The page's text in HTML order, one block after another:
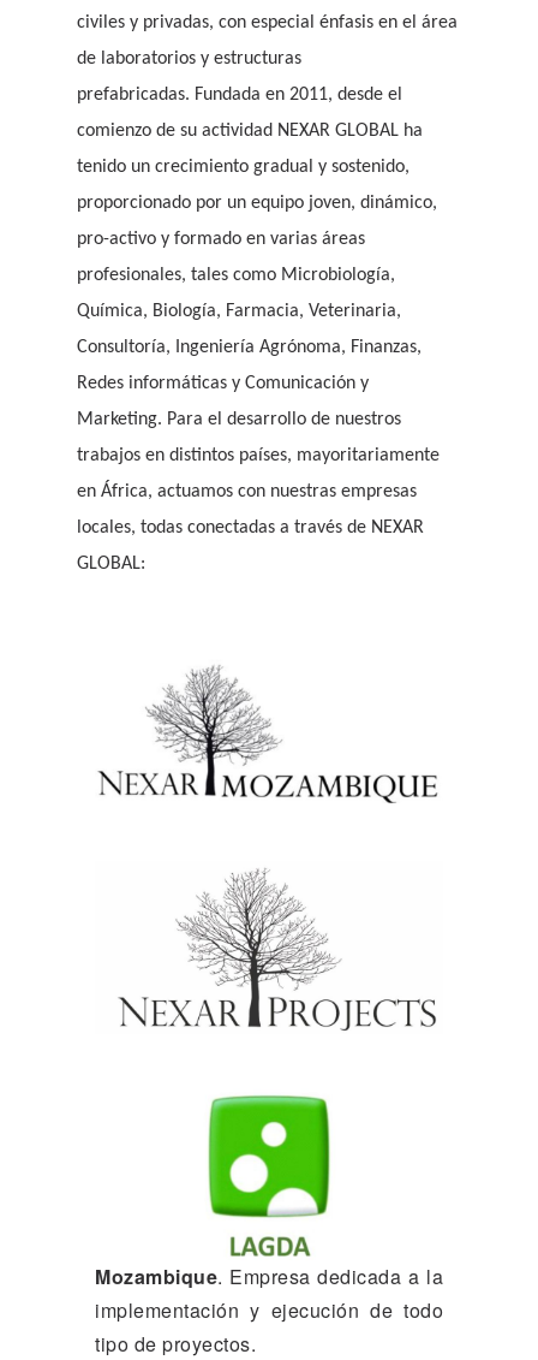
civiles y privadas, con especial énfasis en el área
de laboratorios y estructuras
prefabricadas. Fundada en 2011, desde el
comienzo de su actividad NEXAR GLOBAL ha
tenido un crecimiento gradual y sostenido,
proporcionado por un equipo joven, dinámico,
pro-activo y formado en varias áreas
profesionales, tales como Microbiología,
Química, Biología, Farmacia, Veterinaria,
Consultoría, Ingeniería Agrónoma, Finanzas,
Redes informáticas y Comunicación y
Marketing. Para el desarrollo de nuestros
trabajos en distintos países, mayoritariamente
en África, actuamos con nuestras empresas
locales, todas conectadas a través de NEXAR
GLOBAL:
Mozambique. Empresa dedicada a la
implementación y ejecución de todo
tipo de proyectos.